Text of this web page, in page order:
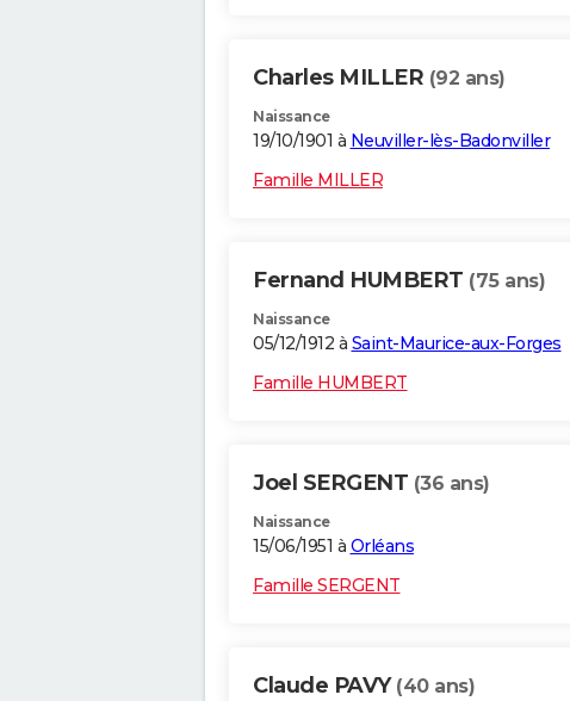
Charles MILLER (92 ans)
Naissance
19/10/1901 à Neuviller-lès-Badonviller
Famille MILLER
Fernand HUMBERT (75 ans)
Naissance
05/12/1912 à Saint-Maurice-aux-Forges
Famille HUMBERT
Joel SERGENT (36 ans)
Naissance
15/06/1951 à Orléans
Famille SERGENT
Claude PAVY (40 ans)